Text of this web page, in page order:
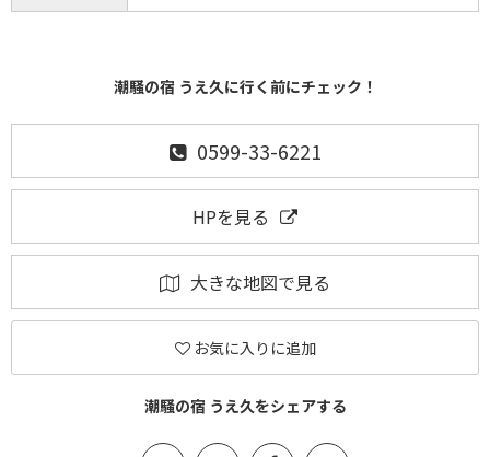
潮騒の宿 うえ久に行く前にチェック！
0599-33-6221
HPを見る
大きな地図で見る
お気に入りに追加
潮騒の宿 うえ久をシェアする